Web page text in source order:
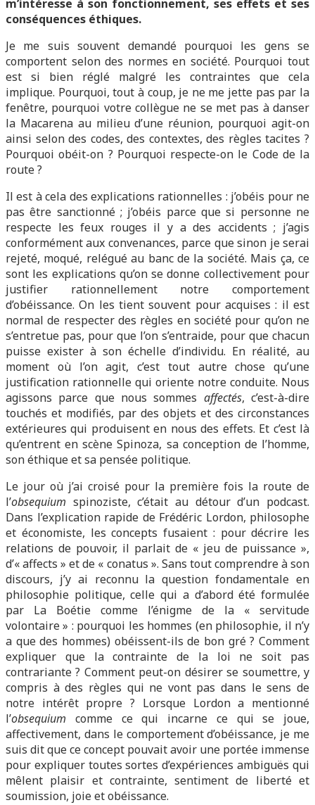
m’intéresse à son fonctionnement, ses effets et ses
conséquences éthiques.
Je me suis souvent demandé pourquoi les gens se
comportent selon des normes en société. Pourquoi tout
est si bien réglé malgré les contraintes que cela
implique. Pourquoi, tout à coup, je ne me jette pas par la
fenêtre, pourquoi votre collègue ne se met pas à danser
la Macarena au milieu d’une réunion, pourquoi agit-on
ainsi selon des codes, des contextes, des règles tacites ?
Pourquoi obéit-on ? Pourquoi respecte-on le Code de la
route ?
Il est à cela des explications rationnelles : j’obéis pour ne
pas être sanctionné ; j’obéis parce que si personne ne
respecte les feux rouges il y a des accidents ; j’agis
conformément aux convenances, parce que sinon je serai
rejeté, moqué, relégué au banc de la société. Mais ça, ce
sont les explications qu’on se donne collectivement pour
justifier rationnellement notre comportement
d’obéissance. On les tient souvent pour acquises : il est
normal de respecter des règles en société pour qu’on ne
s’entretue pas, pour que l’on s’entraide, pour que chacun
puisse exister à son échelle d’individu. En réalité, au
moment où l’on agit, c’est tout autre chose qu’une
justification rationnelle qui oriente notre conduite. Nous
agissons parce que nous sommes affectés, c’est-à-dire
touchés et modifiés, par des objets et des circonstances
extérieures qui produisent en nous des effets. Et c’est là
qu’entrent en scène Spinoza, sa conception de l’homme,
son éthique et sa pensée politique.
Le jour où j’ai croisé pour la première fois la route de
l’obsequium spinoziste, c’était au détour d’un podcast.
Dans l’explication rapide de Frédéric Lordon, philosophe
et économiste, les concepts fusaient : pour décrire les
relations de pouvoir, il parlait de « jeu de puissance »,
d’« affects » et de « conatus ». Sans tout comprendre à son
discours, j’y ai reconnu la question fondamentale en
philosophie politique, celle qui a d’abord été formulée
par La Boétie comme l’énigme de la « servitude
volontaire » : pourquoi les hommes (en philosophie, il n’y
a que des hommes) obéissent-ils de bon gré ? Comment
expliquer que la contrainte de la loi ne soit pas
contrariante ? Comment peut-on désirer se soumettre, y
compris à des règles qui ne vont pas dans le sens de
notre intérêt propre ? Lorsque Lordon a mentionné
l’obsequium comme ce qui incarne ce qui se joue,
affectivement, dans le comportement d’obéissance, je me
suis dit que ce concept pouvait avoir une portée immense
pour expliquer toutes sortes d’expériences ambiguës qui
mêlent plaisir et contrainte, sentiment de liberté et
soumission, joie et obéissance.